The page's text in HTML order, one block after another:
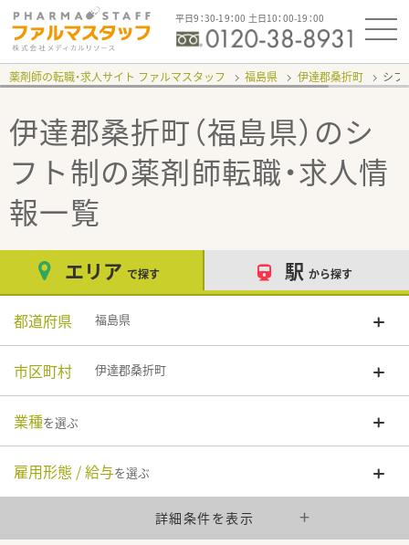
平日9：30-19：00 土日10：00-19：00
薬剤師の転職・求人サイト ファルマスタッフ 福島県 伊達郡桑折町 シ
伊達郡桑折町（福島県）のシ
フト制の薬剤師転職・求人情
報一覧
エリア で探す 駅 から探す
都道府県 福島県
市区町村 伊達郡桑折町
業種を選ぶ
雇用形態 / 給与を選ぶ
詳細条件を表示